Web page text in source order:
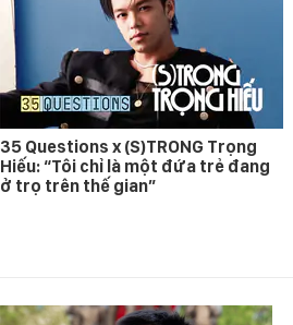
35 Questions x (S)TRONG Trọng
Hiếu: “Tôi chỉ là một đứa trẻ đang
ở trọ trên thế gian”